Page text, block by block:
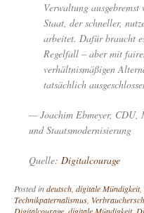
Verwaltung
Staat, der schneller,
arbeitet. Dafür braucht
Regelfall – aber mit
verhältnismäßigen
tatsächlich
— Joachim Ebmeyer, CDU,
und Staatsmodernisierung
Quelle: Digitalcourage
Posted indeutsch, digitale Mündigkeit,
Technikpaternalismus,